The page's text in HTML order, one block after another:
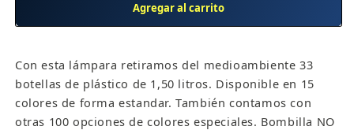
Pie
salón
Pie
salón
Agregar al carrito
Con esta lámpara retiramos del medioambiente 33
botellas de plástico de 1,50 litros. Disponible en 15
colores de forma estandar. También contamos con
otras 100 opciones de colores especiales. Bombilla NO